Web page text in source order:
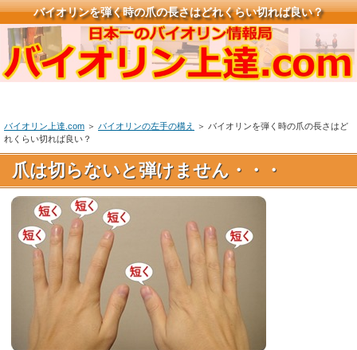
バイオリンを弾く時の爪の長さはどれくらい切れば良い？
バイオリン上達.com ＞ バイオリンの左手の構え
＞ バイオリンを弾く時の爪の長さはど
れくらい切れば良い？
爪は切らないと弾けません・・・